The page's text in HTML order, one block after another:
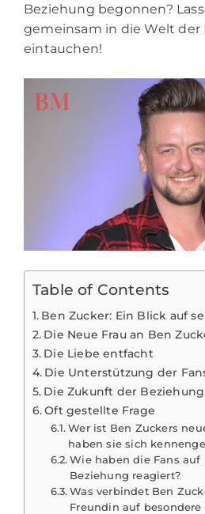
Beziehung begonnen?
gemeinsam in die Welt
eintauchen!
Table of Contents
Ben Zucker: Ein Blick auf
Die Neue Frau an Ben
Die Liebe entfacht
Die Unterstützung der
Die Zukunft der Beziehung
Oft gestellte Frage
Wer ist Ben Zuckers
haben sie sich
Wie haben die Fans auf
Beziehung reagiert?
Was verbindet Ben
Freundin auf besondere